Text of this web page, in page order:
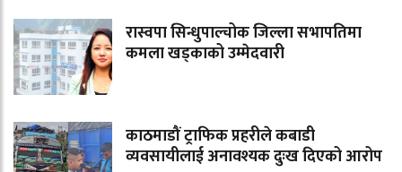
रास्वपा सिन्धुपाल्चोक जिल्ला सभापतिमा
कमला खड्काको उम्मेदवारी
काठमाडौं ट्राफिक प्रहरीले कबाडी
व्यवसायीलाई अनावश्यक दुःख दिएको आरोप